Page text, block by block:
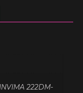
222DM-